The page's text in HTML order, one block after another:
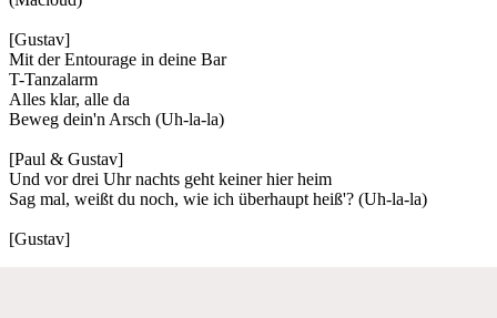
[Gustav]
Mit der Entourage in deine Bar
T-Tanzalarm
Alles klar, alle da
Beweg dein'n Arsch (Uh-la-la)
[Paul & Gustav]
Und vor drei Uhr nachts geht keiner hier heim
Sag mal, weißt du noch, wie ich überhaupt heiß'? (Uh-la-la)
[Gustav]